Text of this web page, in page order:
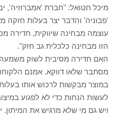
מיכל חטואל: "חברת 'אמברוזיה',
'פבוניה' והדבר יצר בעלות חזקה
עוצמה מבחינה שיווקית, חדירה
הזו מבחינה כלכלית גב חזק".
האם חדירה מסיבית לשוק משמעה
מסתבר שלאו דווקא. אמנם
במוצר מבקשות לרכוש אותו
לעשות הנחות כדי לא לפגוע
ויש גם מי שלא מרגיש את